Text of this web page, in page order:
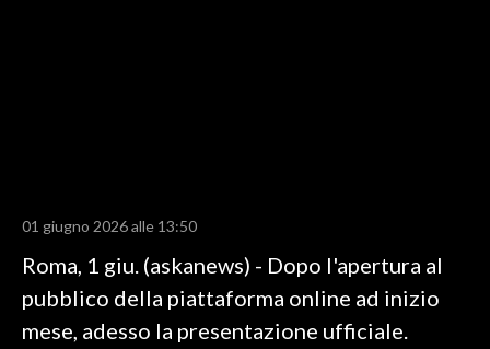
RISULTATI E CLASSIFICHE
CALCIO
CALCIO REGIONALE
BASKET
01 giugno 2026 alle 13:50
Roma, 1 giu. (askanews) - Dopo l'apertura al
pubblico della piattaforma online ad inizio
mese, adesso la presentazione ufficiale.